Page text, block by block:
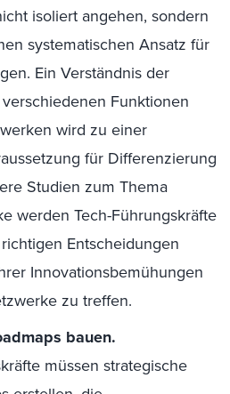
isoliert angehen, sondern
systematischen Ansatz für
Ein Verständnis der
Funktionen
wird zu einer
für Differenzierung
Studien zum Thema
werden Tech-Führungskräfte
Entscheidungen
Innovationsbemühungen
zu treffen.
bauen.
müssen strategische